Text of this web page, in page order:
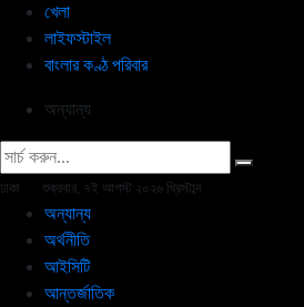
খেলা
লাইফস্টাইল
বাংলার কণ্ঠ পরিবার
অন্যান্য
ঢাকা শুক্রবার, ৭ই আগস্ট ২০২৬ খ্রিস্টাব্দ
অন্যান্য
অর্থনীতি
আইসিটি
আন্তর্জাতিক